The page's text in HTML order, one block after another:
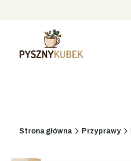
Strona główna Przyprawy